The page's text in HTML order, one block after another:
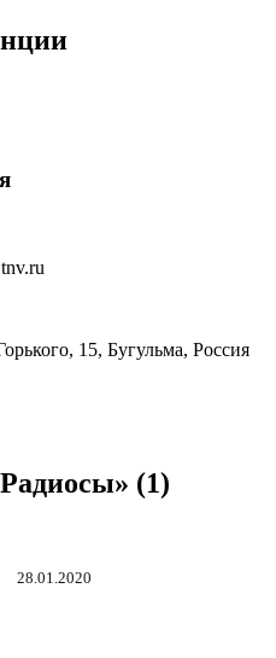
15, Бугульма, Россия
(1)
28.01.2020